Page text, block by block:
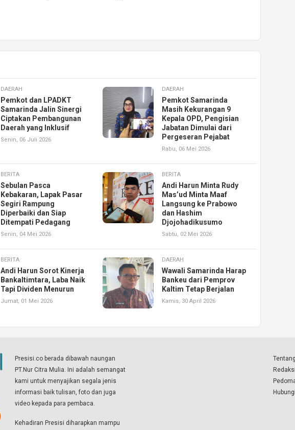
DAERAH
Pemkot dan LPADKT
Samarinda Jalin Sinergi
Ciptakan Pembangunan
Daerah yang Inklusif
Senin, 06 Juli 2026
DAERAH
Pemkot Samarinda
Masih Kekurangan 9
Kepala OPD, Pengisian
Jabatan Dimulai dari
Pergeseran Pejabat
Rabu, 06 Mei 2026
BERITA
Sebulan Pasca
Kebakaran, Lapak Pasar
Segiri Rampung
Diperbaiki dan Siap
Ditempati Pedagang
Senin, 04 Mei 2026
BERITA
Andi Harun Minta Rudy
Mas’ud Minta Maaf
Langsung ke Prabowo
dan Hashim
Djojohadikusumo
Sabtu, 02 Mei 2026
BERITA
Andi Harun Sorot Kinerja
Bankaltimtara, Laba Naik
Tapi Dividen Menurun
Jumat, 01 Mei 2026
DAERAH
Wawali Samarinda Harap
Bankeu dari Pemprov
Kaltim Tetap Berjalan
Kamis, 30 April 2026
Presisi.co berada dibawah naungan
PT.Nur Citra Mulia. Ini adalah semangat
kami untuk menyajikan segala jenis
informasi baik tulisan, foto dan juga
video kepada para pembaca.
Kehadiran Presisi diharapkan mampu
Redaksi